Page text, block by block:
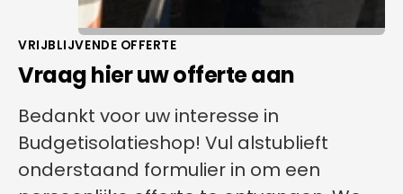
VRIJBLIJVENDE OFFERTE
Vraag hier uw offerte aan
Bedankt voor uw interesse in
Budgetisolatieshop! Vul alstublieft
onderstaand formulier in om een